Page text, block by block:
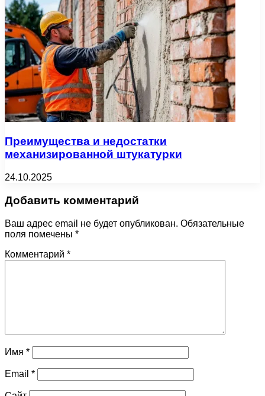
Преимущества и недостатки
механизированной штукатурки
24.10.2025
Добавить комментарий
Ваш адрес email не будет опубликован. Обязательные
поля помечены *
Комментарий *
Имя *
Email *